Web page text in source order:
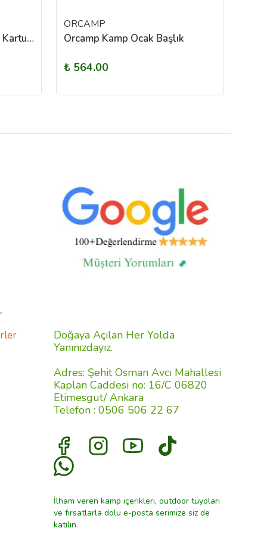
Orcamp Çakmaklı Siboplu Kartuş Ocak
ORCAMP
Orcamp Kamp Ocak Başlık
₺ 564.00
Doğaya Açılan Her Yolda
Yanınızdayız.
Adres: Şehit Osman Avcı Mahallesi
Kaplan Caddesi no: 16/C 06820
Etimesgut/ Ankara
Telefon : 0506 506 22 67
İlham veren kamp içerikleri, outdoor tüyoları
ve fırsatlarla dolu e-posta serimize siz de
katılın.